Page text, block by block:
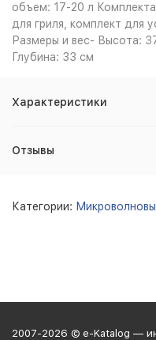
объем: 17-20 л
для гриля, комплект для
Размеры и вес- Высота:
Глубина: 33 см
Характеристики
Отзывы
Категории:
2007-2026 © e-Katalog —